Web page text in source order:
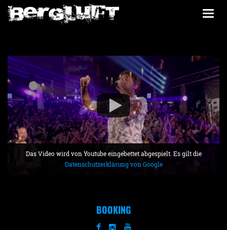
Das Video wird von Youtube eingebettet abgespielt. Es gilt die
Datenschutzerklärung von Google
BOOKING